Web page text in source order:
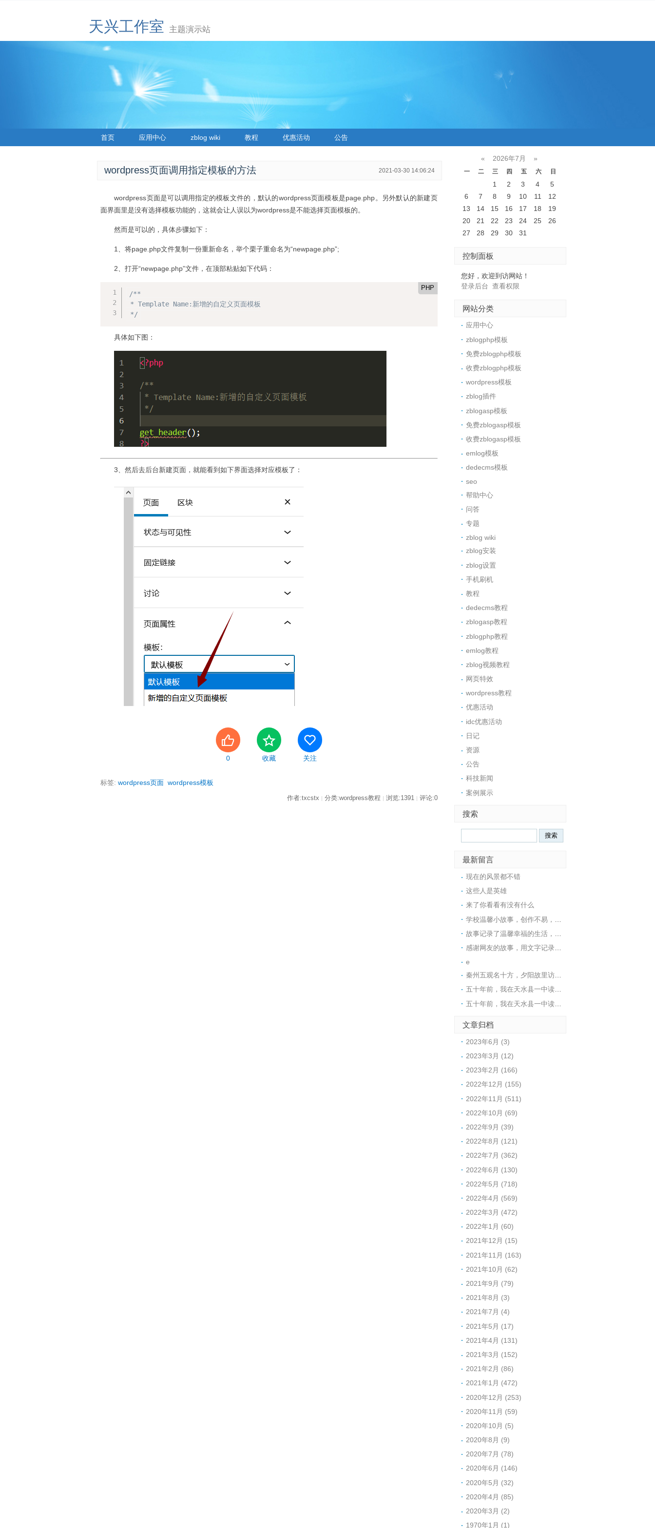
天兴工作室 主题演示站
首页 应用中心 zblog wiki 教程 优惠活动 公告
wordpress页面调用指定模板的方法 2021-03-30 14:06:24
wordpress页面是可以调用指定的模板文件的，默认的wordpress页面模板是page.php。另外默认的新建页
面界面里是没有选择模板功能的，这就会让人误以为wordpress是不能选择页面模板的。
然而是可以的，具体步骤如下：
1、将page.php文件复制一份重新命名，举个栗子重命名为“newpage.php”;
2、打开“newpage.php”文件，在顶部粘贴如下代码：
PHP
/**
* Template Name:新增的自定义页面模板
*/
具体如下图：
3、然后去后台新建页面，就能看到如下界面选择对应模板了：
0 收藏 关注
标签:wordpress页面 wordpress模板
作者:txcstx 分类:wordpress教程 浏览:1391 评论:0
« 2026年7月 »
一 二 三 四 五 六 日
1 2 3 4
5
6
7 8 9 10 11
12
13
14 15 16 17 18
19
20
21 22 23 24 25
26
27
28 29 30 31
控制面板
您好，欢迎到访网站！
登录后台 查看权限
网站分类
应用中心
zblogphp模板
免费zblogphp模板
收费zblogphp模板
wordpress模板
zblog插件
zblogasp模板
免费zblogasp模板
收费zblogasp模板
emlog模板
dedecms模板
seo
帮助中心
问答
专题
zblog wiki
zblog安装
zblog设置
手机刷机
教程
dedecms教程
zblogasp教程
zblogphp教程
emlog教程
zblog视频教程
网页特效
wordpress教程
优惠活动
idc优惠活动
日记
资源
公告
科技新闻
案例展示
搜索
最新留言
现在的风景都不错
这些人是英雄
来了你看看有没有什么
e
秦州五观名十方，夕阳故里访玉阳。
五十年前，我在天水县一中读初中，王煜老师代过课，后来他当了副校长。昨晚突发奇想，在网上查询，一个是天水小学语文老师张健（小学名称名字忘了，只记得学校在北道阜），一个是天水县一中的马玉花，是我初中的班主任，好像刚结婚，一个就是王煜。张健老师身体不太好，不知道还在不在，马玉花老师现在应该有70岁了。
文章归档
2023年6月 (3)
2023年3月 (12)
2023年2月 (166)
2022年12月 (155)
2022年11月 (511)
2022年10月 (69)
2022年9月 (39)
2022年8月 (121)
2022年7月 (362)
2022年6月 (130)
2022年5月 (718)
2022年4月 (569)
2022年3月 (472)
2022年1月 (60)
2021年12月 (15)
2021年11月 (163)
2021年10月 (62)
2021年9月 (79)
2021年8月 (3)
2021年7月 (4)
2021年5月 (17)
2021年4月 (131)
2021年3月 (152)
2021年2月 (86)
2021年1月 (472)
2020年12月 (253)
2020年11月 (59)
2020年10月 (5)
2020年8月 (9)
2020年7月 (78)
2020年6月 (146)
2020年5月 (32)
2020年4月 (85)
2020年3月 (2)
1970年1月 (1)